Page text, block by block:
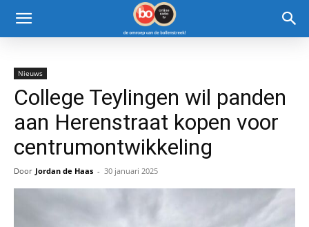
Nieuws
College Teylingen wil panden
aan Herenstraat kopen voor
centrumontwikkeling
Door Jordan de Haas - 30 januari 2025